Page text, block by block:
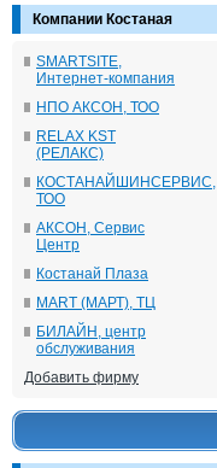
Компании Костаная
SMARTSITE,
Интернет-компания
НПО АКСОН, ТОО
RELAX KST
(РЕЛАКС)
КОСТАНАЙШИНСЕРВИС,
ТОО
АКСОН, Сервис
Центр
Костанай Плаза
MART (МАРТ), ТЦ
БИЛАЙН, центр
обслуживания
Добавить фирму